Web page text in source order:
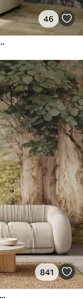
46
841